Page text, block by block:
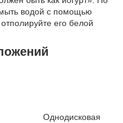
водой с помощью
его белой